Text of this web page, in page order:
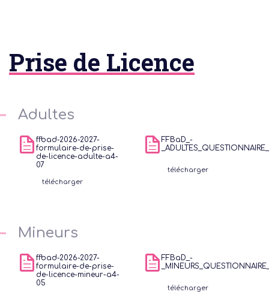
Prise de Licence
Adultes
ffbad-2026-2027-
formulaire-de-prise-
de-licence-adulte-a4-
07
télécharger
FFBaD_-
télécharger
Mineurs
ffbad-2026-2027-
formulaire-de-prise-
de-licence-mineur-a4-
05
FFBaD_-
télécharger